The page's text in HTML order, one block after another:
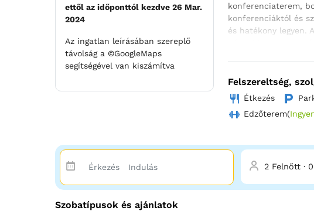
ettől az időponttól kezdve 26 Mar.
2024
Az ingatlan leírásában szereplő
távolság a ©GoogleMaps
segítségével van kiszámítva
konferenciaterem,
konferenciáktól és
és hatékony legyen.
nélküli internet, a
Fedezd fel a
luxus közepén!
Felszereltség,
Étkezés
Edzőterem(
2 Felnőtt·
Szobatípusok és ajánlatok